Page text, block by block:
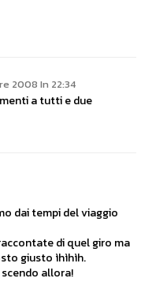
2008 In 22:34
a tutti e due
dai tempi del viaggio
di quel giro ma
giusto ìhìhìh.
scendo allora!